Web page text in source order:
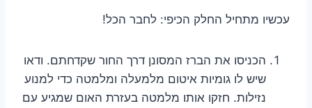
עכשיו מתחיל החלק הכיפי: לחבר הכל!
הכניסו את הברז המסונן דרך החור שקדחתם. ודאו
שיש לו גומיות איטום מלמעלה ומלמטה כדי למנוע
נזילות. חזקו אותו מלמטה בעזרת האום שמגיע עם